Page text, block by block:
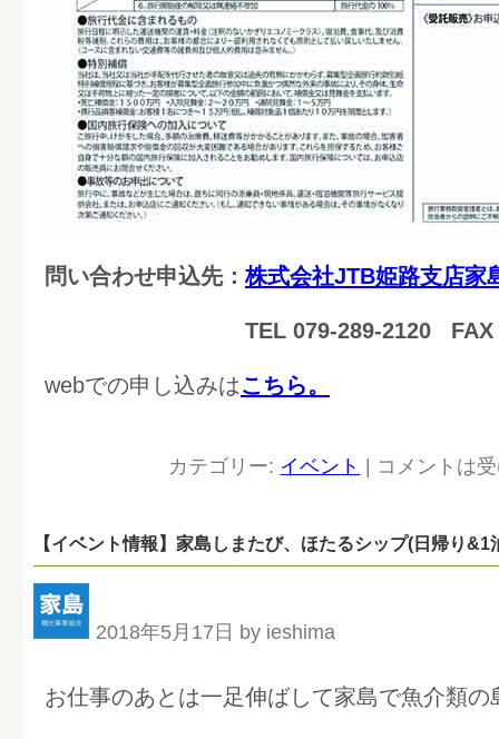
問い合わせ申込先：株式会社JTB姫路支店家
TEL 079-289-2120 FAX
webでの申し込みはこちら。
カテゴリー: イベント コメントは
【イベント情報】家島しまたび、ほたるシップ(日帰り
2018年5月17日 by ieshima
お仕事のあとは一足伸ばして家島で魚介類の